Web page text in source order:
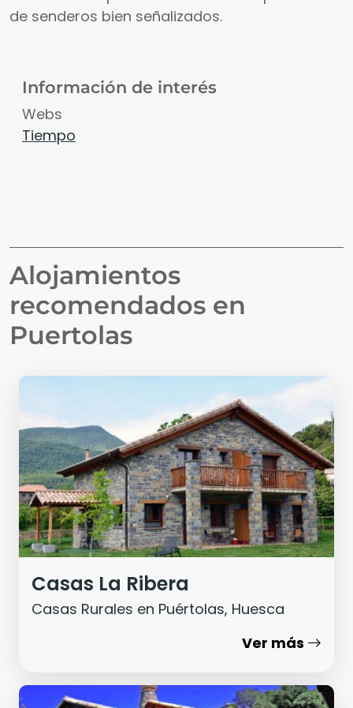
de senderos bien señalizados.
Información de interés
Webs
Tiempo
Alojamientos
recomendados en
Puertolas
Casas La Ribera
Casas Rurales en Puértolas, Huesca
Ver más